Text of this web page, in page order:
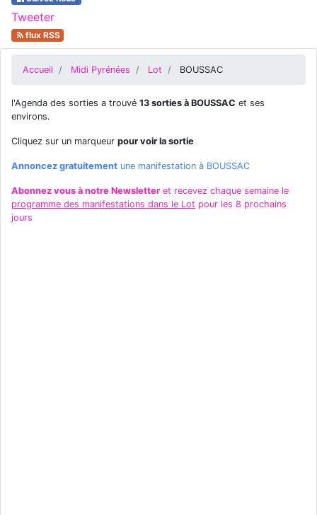
Tweeter
flux RSS
Accueil Midi Pyrénées Lot BOUSSAC
l'Agenda des sorties a trouvé 13 sorties à BOUSSAC et ses
environs.
Cliquez sur un marqueur pour voir la sortie
Annoncez gratuitement une manifestation à BOUSSAC
Abonnez vous à notre Newsletter et recevez chaque semaine le
programme des manifestations dans le Lot pour les 8 prochains
jours